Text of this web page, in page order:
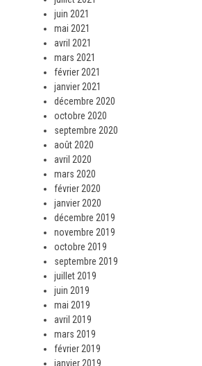
juin 2021
mai 2021
avril 2021
mars 2021
février 2021
janvier 2021
décembre 2020
octobre 2020
septembre 2020
août 2020
avril 2020
mars 2020
février 2020
janvier 2020
décembre 2019
novembre 2019
octobre 2019
septembre 2019
juillet 2019
juin 2019
mai 2019
avril 2019
mars 2019
février 2019
janvier 2019